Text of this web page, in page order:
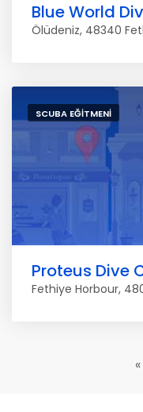
Blue World
Ölüdeniz, 48340
SCUBA EĞITMENI
Proteus Dive
Fethiye Horbour,
«